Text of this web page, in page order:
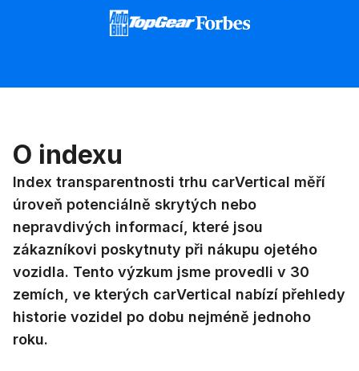
O indexu
Index transparentnosti trhu carVertical měří
úroveň potenciálně skrytých nebo
nepravdivých informací, které jsou
zákazníkovi poskytnuty při nákupu ojetého
vozidla. Tento výzkum jsme provedli v 30
zemích, ve kterých carVertical nabízí přehledy
historie vozidel po dobu nejméně jednoho
roku.